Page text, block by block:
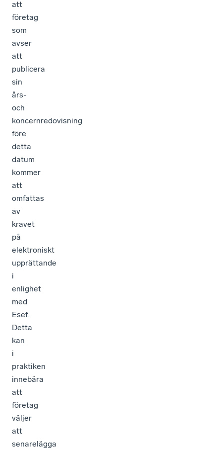
att
företag
som
avser
att
publicera
sin
års-
och
koncernredovisning
före
detta
datum
kommer
att
omfattas
av
kravet
på
elektroniskt
upprättande
i
enlighet
med
Esef.
Detta
kan
i
praktiken
innebära
att
företag
väljer
att
senarelägga